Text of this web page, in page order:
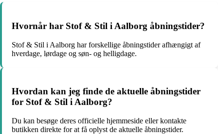
Hvornår har Stof & Stil i Aalborg åbningstider?
Stof & Stil i Aalborg har forskellige åbningstider afhængigt af
hverdage, lørdage og søn- og helligdage.
Hvordan kan jeg finde de aktuelle åbningstider
for Stof & Stil i Aalborg?
Du kan besøge deres officielle hjemmeside eller kontakte
butikken direkte for at få oplyst de aktuelle åbningstider.